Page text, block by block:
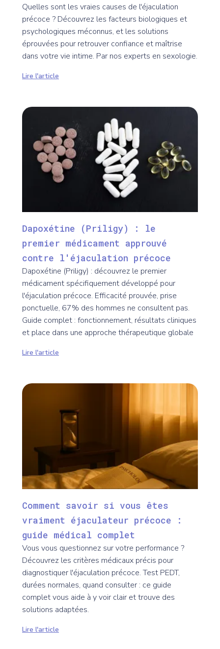
Quelles sont les vraies causes de l'éjaculation
précoce ? Découvrez les facteurs biologiques et
psychologiques méconnus, et les solutions
éprouvées pour retrouver confiance et maîtrise
dans votre vie intime. Par nos experts en sexologie.
Lire l'article
Dapoxétine (Priligy) : le
premier médicament approuvé
contre l'éjaculation précoce
Dapoxétine (Priligy) : découvrez le premier
médicament spécifiquement développé pour
l'éjaculation précoce. Efficacité prouvée, prise
ponctuelle, 67% des hommes ne consultent pas.
Guide complet : fonctionnement, résultats cliniques
et place dans une approche thérapeutique globale
Lire l'article
Comment savoir si vous êtes
vraiment éjaculateur précoce :
guide médical complet
Vous vous questionnez sur votre performance ?
Découvrez les critères médicaux précis pour
diagnostiquer l'éjaculation précoce. Test PEDT,
durées normales, quand consulter : ce guide
complet vous aide à y voir clair et trouve des
solutions adaptées.
Lire l'article